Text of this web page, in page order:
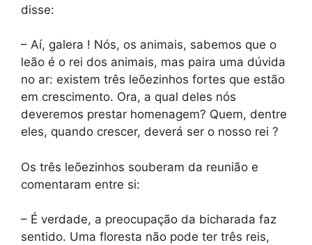
disse:
– Aí, galera ! Nós, os animais, sabemos que o
leão é o rei dos animais, mas paira uma dúvida
no ar: existem três leõezinhos fortes que estão
em crescimento. Ora, a qual deles nós
deveremos prestar homenagem? Quem, dentre
eles, quando crescer, deverá ser o nosso rei ?
Os três leõezinhos souberam da reunião e
comentaram entre si:
– É verdade, a preocupação da bicharada faz
sentido. Uma floresta não pode ter três reis,